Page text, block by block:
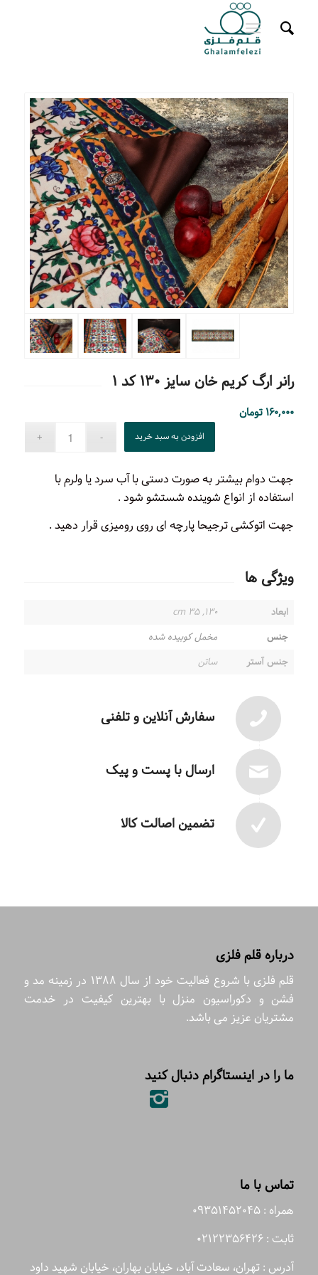
رانر ارگ کریم خان سایز ۱۳۰ کد ۱
۱۶۰,۰۰۰ تومان
افزودن به سبد خرید
جهت دوام بیشتر به صورت دستی با آب سرد یا ولرم با
استفاده از انواع شوینده شستشو شود .
جهت اتوکشی ترجیحا پارچه ای روی رومیزی قرار دهید .
ویژگی ها
ابعاد
۱۳۰, ۳۵ cm
جنس
مخمل کوبیده شده
جنس آستر
ساتن
سفارش آنلاین و تلفنی
ارسال با پست و پیک
تضمین اصالت کالا
درباره قلم فلزی
قلم فلزی با شروع فعالیت خود از سال 1388 در زمینه مد و
فشن و دکوراسیون منزل با بهترین کیفیت در خدمت
مشتریان عزیز می باشد.
ما را در اینستاگرام دنبال کنید
تماس با ما
همراه : 09351452045
ثابت : 02122356426
آدرس : تهران، سعادت آباد، خیابان بهاران، خیابان شهید داود